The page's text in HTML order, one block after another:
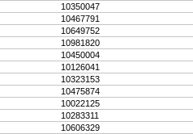
10350047
10467791
10649752
10981820
10450004
10126041
10323153
10475874
10022125
10283311
10606329